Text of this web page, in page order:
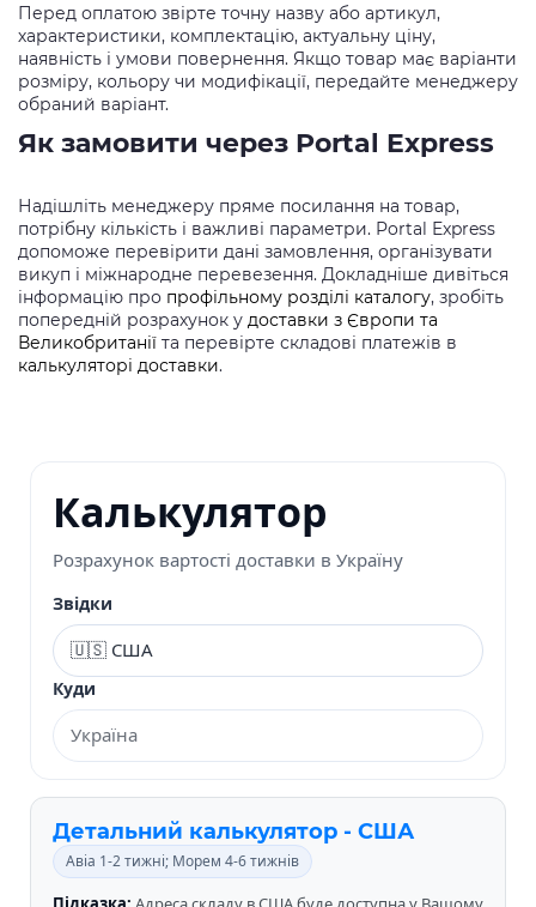
Перед оплатою звірте точну назву або артикул,
характеристики, комплектацію, актуальну ціну,
наявність і умови повернення. Якщо товар має варіанти
розміру, кольору чи модифікації, передайте менеджеру
обраний варіант.
Як замовити через Portal Express
Надішліть менеджеру пряме посилання на товар,
потрібну кількість і важливі параметри. Portal Express
допоможе перевірити дані замовлення, організувати
викуп і міжнародне перевезення. Докладніше дивіться
інформацію про профільному розділі каталогу, зробіть
попередній розрахунок у доставки з Європи та
Великобританії та перевірте складові платежів в
калькуляторі доставки.
Калькулятор
Розрахунок вартості доставки в Україну
Звідки
Куди
Детальний калькулятор - США
Авіа 1-2 тижні; Морем 4-6 тижнів